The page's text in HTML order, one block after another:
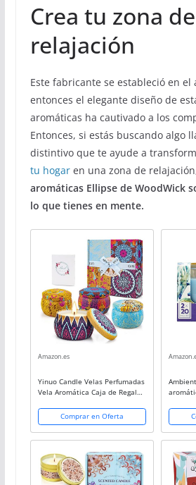
Crea tu zona de
relajación
Este fabricante se estableció en el
entonces el elegante diseño de
aromáticas ha cautivado a los
Entonces, si estás buscando algo
distintivo que te ayude a
tu hogaren una zona de
aromáticas Ellipse de WoodWick
lo que tienes en mente.
Amazon.es
Yinuo Candle Velas Perfumadas
Vela Aromática Caja de Regalo
Quema, Cera de Soya con
Tarjeta de Felicitación,
Patrón...
Comprar en Oferta
Velas
una